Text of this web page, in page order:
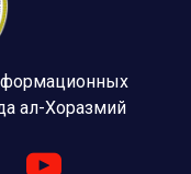
ал-Хоразмий